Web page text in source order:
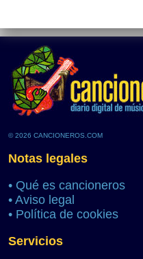
© 2026 CANCIONEROS.COM
Notas legales
• Qué es cancioneros
• Aviso legal
• Política de cookies
Servicios